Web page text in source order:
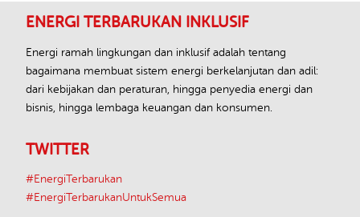
ENERGI TERBARUKAN INKLUSIF
Energi ramah lingkungan dan inklusif adalah tentang
bagaimana membuat sistem energi berkelanjutan dan adil:
dari kebijakan dan peraturan, hingga penyedia energi dan
bisnis, hingga lembaga keuangan dan konsumen.
TWITTER
#EnergiTerbarukan
#EnergiTerbarukanUntukSemua